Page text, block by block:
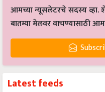
आमच्या न्यूसलेटरचे सदस्य व्हा.
बातम्या मेलवर वाचण्यासाठी
Latest feeds